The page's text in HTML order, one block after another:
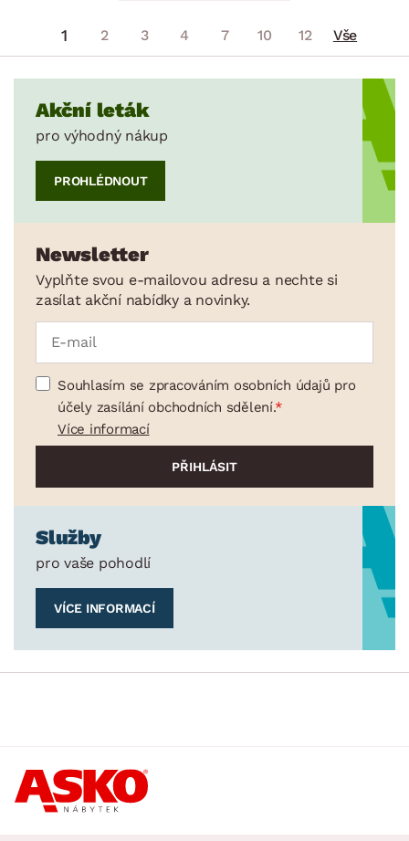
1 2 3 4 7 10 12 Vše
Akční leták
pro výhodný nákup
PROHLÉDNOUT
Newsletter
Vyplňte svou e-mailovou adresu a nechte si
zasílat akční nabídky a novinky.
Souhlasím se zpracováním osobních údajů pro
účely zasílání obchodních sdělení.
Více informací
Služby
pro vaše pohodlí
VÍCE INFORMACÍ